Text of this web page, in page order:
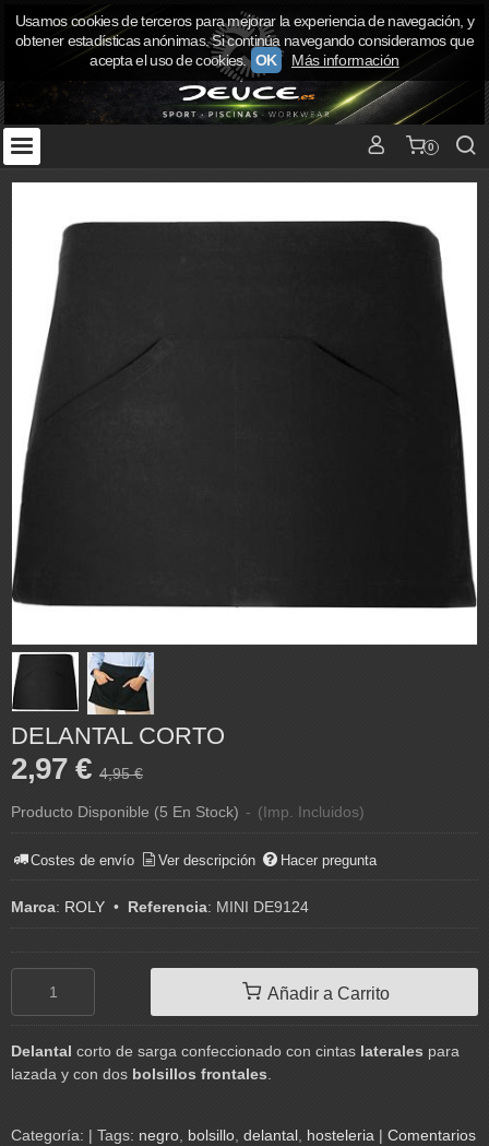
0
DELANTAL CORTO
2,97 € 4,95 €
Producto Disponible (5 En Stock) - (Imp. Incluidos)
Costes de envío Ver descripción Hacer pregunta
Marca: ROLY • Referencia: MINI DE9124
Añadir a Carrito
Delantal corto de sarga confeccionado con cintas laterales para
lazada y con dos bolsillos frontales.
Categoría: | Tags: negro bolsillo delantal hosteleria | Comentarios
Usamos cookies de terceros para mejorar la experiencia de navegación, y
obtener estadísticas anónimas. Si continúa navegando consideramos que
acepta el uso de cookies. OK Más información